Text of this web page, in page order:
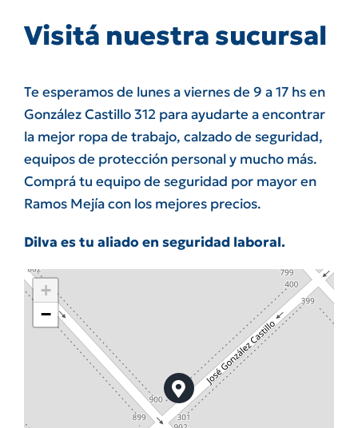
Visitá nuestra sucursal
Te esperamos de lunes a viernes de 9 a 17 hs en
González Castillo 312 para ayudarte a encontrar
la mejor ropa de trabajo, calzado de seguridad,
equipos de protección personal y mucho más.
Comprá tu equipo de seguridad por mayor en
Ramos Mejía con los mejores precios.
Dilva es tu aliado en seguridad laboral.
+
−